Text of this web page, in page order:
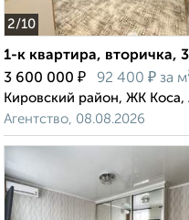
2/10
1-к квартира, вторичка,
3 600 000 ₽ 92 400 ₽ за
Кировский район, ЖК
Агентство, 08.08.2026